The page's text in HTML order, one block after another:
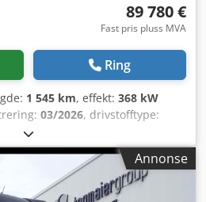
89 780 €
Fast pris pluss MVA
Ring
1 545 km, effekt: 368 kW
03/2026, drivstofftype:
, akselkonfigurasjon:
Euro 6, Utstyr:ABS,
stabilitetsprogram (ESP),Annonse